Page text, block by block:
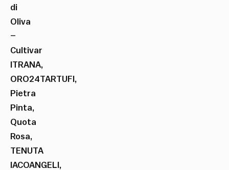
di
Oliva
–
Cultivar
ITRANA,
ORO24TARTUFI,
Pietra
Pinta,
Quota
Rosa,
TENUTA
IACOANGELI,